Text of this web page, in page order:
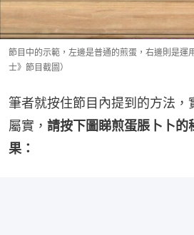
節目中的示範，左邊是普通的煎蛋，右邊則是運
士》節目截圖）
筆者就按住節目內提到的方法，
屬實， 請按下圖睇煎蛋脹卜卜的
果：